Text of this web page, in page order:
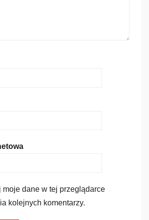
moje dane w tej przeglądarce
kolejnych komentarzy.